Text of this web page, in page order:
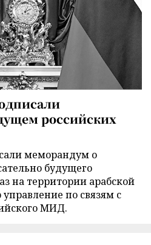
российских
меморандум о
будущего
на территории арабской
по связям с
МИД.